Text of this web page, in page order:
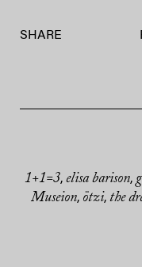
SHARE
1+1=3, elisa barison,
Museion, ötzi, the